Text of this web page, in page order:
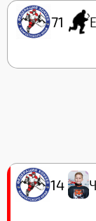
14
71